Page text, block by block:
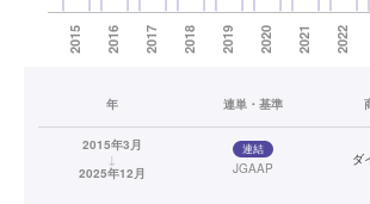
年 連単・基準
2015年3月
↓
2025年12月
連結
JGAAP
ダ